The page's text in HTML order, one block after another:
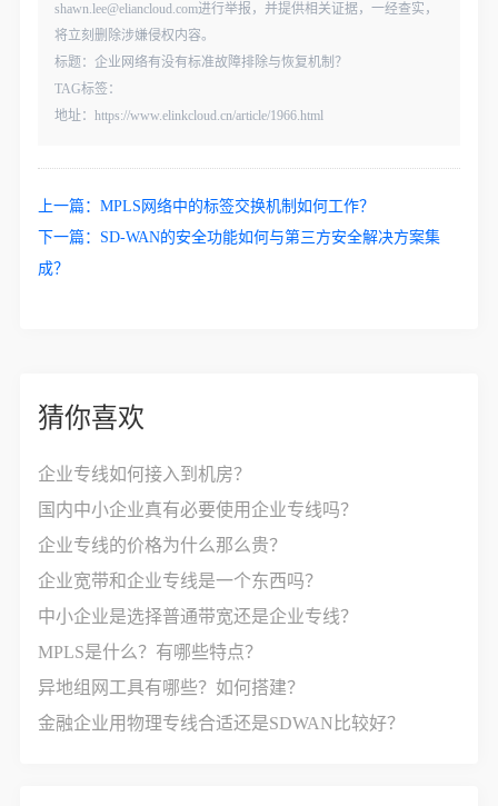
shawn.lee@eliancloud.com进行举报，并提供相关证据，一经查实，
将立刻删除涉嫌侵权内容。
标题：企业网络有没有标准故障排除与恢复机制？
TAG标签：
地址：https://www.elinkcloud.cn/article/1966.html
上一篇：MPLS网络中的标签交换机制如何工作？
下一篇： SD-WAN的安全功能如何与第三方安全解决方案集
成？
猜你喜欢
企业专线如何接入到机房？
国内中小企业真有必要使用企业专线吗？
企业专线的价格为什么那么贵？
企业宽带和企业专线是一个东西吗？
中小企业是选择普通带宽还是企业专线？
MPLS是什么？有哪些特点？
异地组网工具有哪些？如何搭建？
金融企业用物理专线合适还是SDWAN比较好？